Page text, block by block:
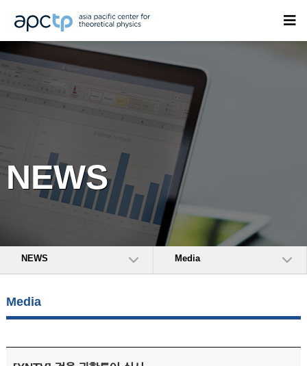
NEWS
NEWS Media
Media